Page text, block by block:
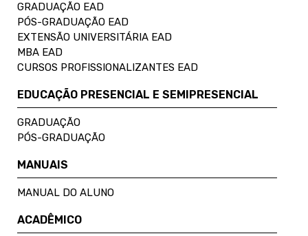
GRADUAÇÃO EAD
PÓS-GRADUAÇÃO EAD
EXTENSÃO UNIVERSITÁRIA EAD
MBA EAD
CURSOS PROFISSIONALIZANTES EAD
EDUCAÇÃO PRESENCIAL E SEMIPRESENCIAL
GRADUAÇÃO
PÓS-GRADUAÇÃO
MANUAIS
MANUAL DO ALUNO
ACADÊMICO